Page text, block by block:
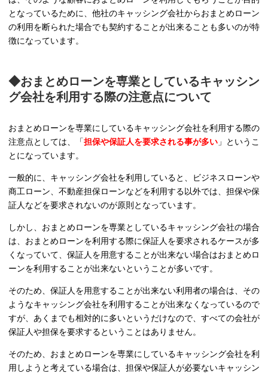
となっているために、他社のキャッシング会社からおまとめローン
の利用を断られた場合でも契約することが出来ることも多いのが特
徴になっています。
◆おまとめローンを専業としているキャッシン
グ会社を利用する際の注意点について
おまとめローンを専業にしているキャッシング会社を利用する際の
注意点としては、「担保や保証人を要求される事が多い 」というこ
とになっています。
一般的に、キャッシング会社を利用していると、ビジネスローンや
商工ローン、不動産担保ローンなどを利用する以外では、担保や保
証人などを要求されないのが原則となっています。
しかし、おまとめローンを専業としているキャッシング会社の場合
は、おまとめローンを利用する際に保証人を要求されるケースが多
くなっていて、保証人を用意することが出来ない場合はおまとめロ
ーンを利用することが出来ないということが多いです。
そのため、保証人を用意することが出来ない利用者の場合は、その
ようなキャッシング会社を利用することが出来なくなっているので
すが、あくまでも相対的に多いというだけなので、すべての会社が
保証人や担保を要求するということはありません。
そのため、おまとめローンを専業にしているキャッシング会社を利
用しようと考えている場合は、担保や保証人が必要ないキャッシン